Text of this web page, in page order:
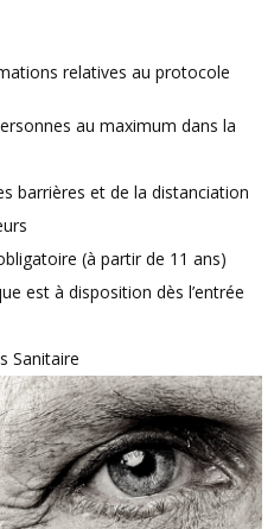
au maximum dans la
barrières et de la distanciation
(à partir de 11 ans)
est à disposition dès l’entrée
Sanitaire